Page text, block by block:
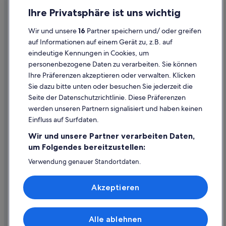
Inhaltsrichtlinien und Melden von Inhalten
Hilfe
Hilfe
Flug stornieren
Rückerstattungsdauer
Expedia-Gutschein einlösen
Internationale Reisedokumente
© 2026 Expedia, Inc., ein Unternehmen der Expedia Group. Alle Rechte
Ihre Privatsphäre ist uns wichtig
Wir und unsere16 Partner speichern und/ oder greifen
auf Informationen auf einem Gerät zu, z.B. auf
eindeutige Kennungen in Cookies, um
personenbezogene Daten zu verarbeiten. Sie können
Ihre Präferenzen akzeptieren oder verwalten. Klicken
Sie dazu bitte unten oder besuchen Sie jederzeit die
Seite der Datenschutzrichtlinie. Diese Präferenzen
werden unseren Partnern signalisiert und haben keinen
Einfluss auf Surfdaten.
Wir und unsere Partner verarbeiten Daten,
um Folgendes bereitzustellen:
Verwendung genauer Standortdaten.
Speichern von oder Zugriff auf Informationen auf einem
Endgerät. Personalisierte Werbung und Inhalte, Messung
von Werbeleistung und der Performance von Inhalten,
Liste der Partner (Lieferanten)
Alle ablehnen
Akzeptieren